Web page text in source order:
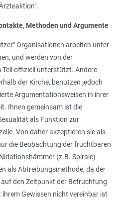
Methoden und Argumente
Organisationen arbeiten unter
und werden von der
Teil offiziell unterstützt. Andere
der Kirche, benutzen jedoch
Argumentationsweisen in ihrer
Ihnen gemeinsam ist die
als Funktion zur
Von daher akzeptieren sie als
die Beobachtung der fruchtbaren
(z.B. Spirale)
als Abtreibungsmethode, da der
auf den Zeitpunkt der Befruchtung
Gewissen nicht vereinbar ist